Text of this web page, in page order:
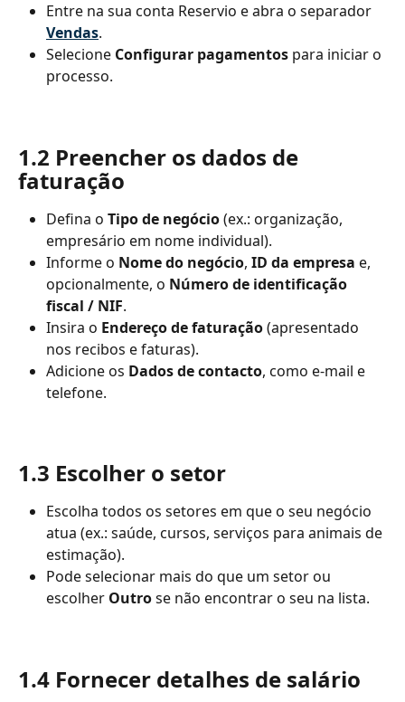
Entre na sua conta Reservio e abra o separador
Vendas.
Selecione Configurar pagamentos para iniciar o
processo.
1.2 Preencher os dados de
faturação
Defina o Tipo de negócio (ex.: organização,
empresário em nome individual).
Informe o Nome do negócio, ID da empresa e,
opcionalmente, o Número de identificação
fiscal / NIF.
Insira o Endereço de faturação (apresentado
nos recibos e faturas).
Adicione os Dados de contacto, como e-mail e
telefone.
1.3 Escolher o setor
Escolha todos os setores em que o seu negócio
atua (ex.: saúde, cursos, serviços para animais de
estimação).
Pode selecionar mais do que um setor ou
escolher Outro se não encontrar o seu na lista.
1.4 Fornecer detalhes de salário